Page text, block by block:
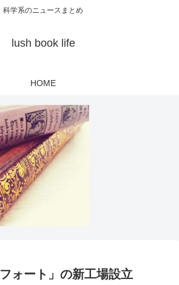
科学系のニュースまとめ
lush book life
HOME
ォート」の新工場設立